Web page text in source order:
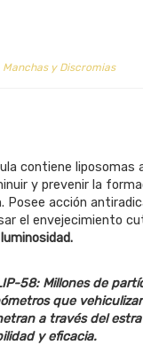
Manchas y Discromias
contiene liposomas
y prevenir la
Posee acción
el envejecimiento
58: Millones de
que
a través del
y eficacia.